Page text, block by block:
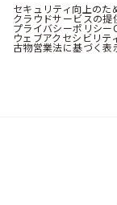
セキュリティ向上のた
クラウドサービスの
プライバシーポリシー
ウェブアクセシビリ
古物営業法に基づく表